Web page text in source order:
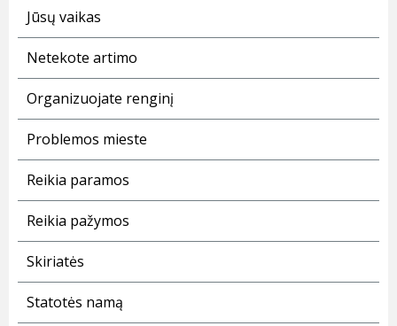
Jūsų vaikas
Netekote artimo
Organizuojate renginį
Problemos mieste
Reikia paramos
Reikia pažymos
Skiriatės
Statotės namą